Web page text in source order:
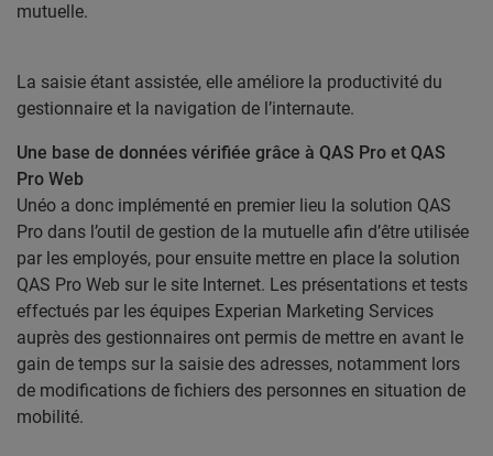
mutuelle.
La saisie étant assistée, elle améliore la productivité du
gestionnaire et la navigation de l’internaute.
Une base de données vérifiée grâce à QAS Pro et QAS
Pro Web
Unéo a donc implémenté en premier lieu la solution QAS
Pro dans l’outil de gestion de la mutuelle afin d’être utilisée
par les employés, pour ensuite mettre en place la solution
QAS Pro Web sur le site Internet. Les présentations et tests
effectués par les équipes Experian Marketing Services
auprès des gestionnaires ont permis de mettre en avant le
gain de temps sur la saisie des adresses, notamment lors
de modifications de fichiers des personnes en situation de
mobilité.